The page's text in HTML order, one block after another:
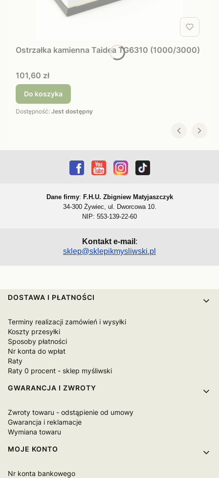
Ostrzałka kamienna Taidea TG6310 (1000/3000)
Cena
101,60 zł
Do koszyka
Dostępność: Jest dostępny
Dane firmy: F.H.U. Zbigniew Matyjaszczyk
34-300 Żywiec, ul. Dworcowa 10.
NIP: 553-139-22-60
Kontakt e-mail :
sklep@sklepikmysliwski.pl
Linki w stopce
DOSTAWA I PŁATNOŚCI
Terminy realizacji zamówień i wysyłki
Koszty przesyłki
Sposoby płatności
Nr konta do wpłat
Raty
Raty 0 procent - sklep myśliwski
GWARANCJA I ZWROTY
Zwroty towaru - odstąpienie od umowy
Gwarancja i reklamacje
Wymiana towaru
MOJE KONTO
Nr konta bankowego